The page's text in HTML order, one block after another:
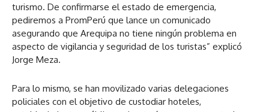
turismo. De confirmarse el estado de emergencia,
pediremos a PromPerú que lance un comunicado
asegurando que Arequipa no tiene ningún problema en
aspecto de vigilancia y seguridad de los turistas” explicó
Jorge Meza.
Para lo mismo, se han movilizado varias delegaciones
policiales con el objetivo de custodiar hoteles,